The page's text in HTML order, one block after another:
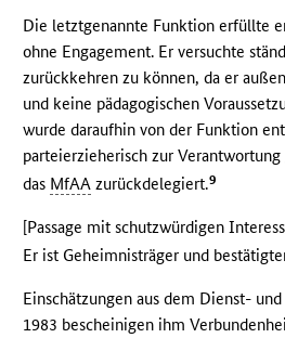
Die letztgenannte Funktion erfüllte
ohne Engagement. Er versuchte
zurückkehren zu können, da er
und keine pädagogischen
wurde daraufhin von der Funktion
parteierzieherisch zur
das MfAA zurückdelegiert.9
[Passage mit schutzwürdigen
Er ist Geheimnisträger und
Einschätzungen aus dem Dienst-
1983 bescheinigen ihm